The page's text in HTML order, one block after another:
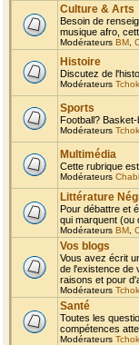
Culture & Arts
Besoin de
musique afro,
Modérateurs BM
Histoire
Discutez de
Modérateurs
Sports
Football?
Modérateurs
Multimédia
Cette rubrique
Modérateurs
Littérature
Pour débattre et
qui marquent (ou
Modérateurs BM
Vos blogs
Vous avez écrit
de l'existence de
raisons et pour
Modérateurs
Santé
Toutes les
compétences
Modérateurs